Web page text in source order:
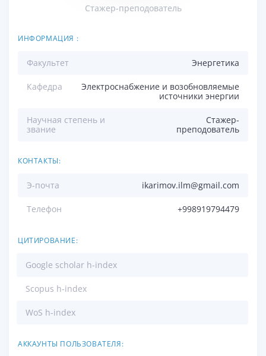
Стажер-преподователь
ИНФОРМАЦИЯ :
Факультет Энергетикa
Кафедра
Электроснабжение и возобновляемые
источники энергии
Научная степень и
звание
Стажер-
преподователь
КОНТАКТЫ:
Э-почта ikarimov.ilm@gmail.com
Телефон +998919794479
ЦИТИРОВАНИЕ:
Google scholar h-index
Scopus h-index
WoS h-index
АККАУНТЫ ПОЛЬЗОВАТЕЛЯ: